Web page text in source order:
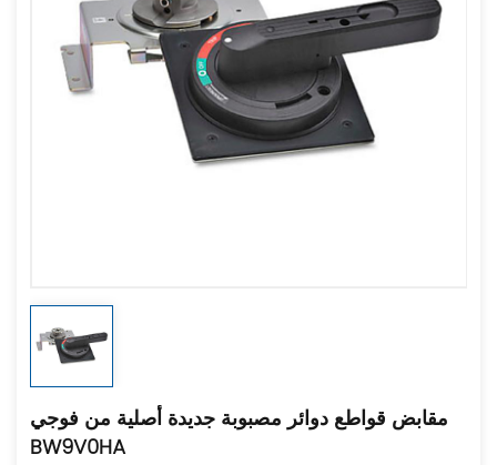
مقابض قواطع دوائر مصبوبة جديدة أصلية من فوجي
BW9V0HA